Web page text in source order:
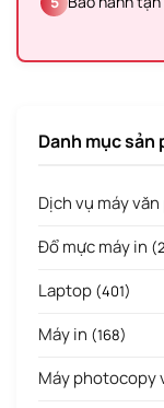
Danh mục sản
Dịch vụ máy
Đổ mực máy in
Laptop (401)
Máy in (168)
Máy photocopy